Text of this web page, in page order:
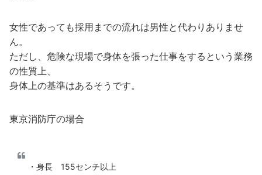
女性であっても採用までの流れは男性と代わりありませ
ん。
ただし、危険な現場で身体を張った仕事をするという業務
の性質上、
身体上の基準はあるそうです。
東京消防庁の場合
・身長 155センチ以上